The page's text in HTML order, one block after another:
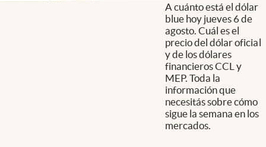
A cuánto está el dólar
blue hoy jueves 6 de
agosto. Cuál es el
precio del dólar oficial
y de los dólares
financieros CCL y
MEP. Toda la
información que
necesitás sobre cómo
sigue la semana en los
mercados.